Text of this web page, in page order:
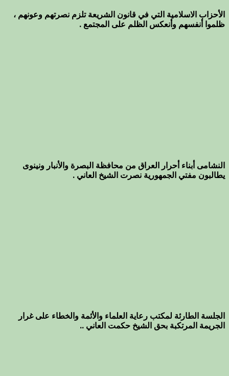
الأحزاب الاسلامية التي في قانون الشريعة تلزم نصرتهم وعونهم ،
ظلموا أنفسهم وأنعكس الظلم على المجتمع .
النشامى أبناء أحرار العراق من محافظة البصرة والأنبار ونينوى
يطالبون مفتي الجمهورية نصرت الشيخ العاني .
الجلسة الطارئة لمكتب رعاية العلماء والأئمة والخطاء على غرار
الجريمة المرتكبة بحق الشيخ حكمت العاني ..